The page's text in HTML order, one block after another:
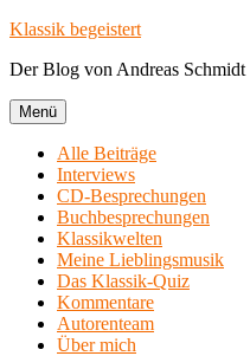
Zum
springen
Klassik begeistert
Der Blog von Andreas Schmidt
Menü
Alle Beiträge
Interviews
CD-Besprechungen
Buchbesprechungen
Klassikwelten
Meine Lieblingsmusik
Das Klassik-Quiz
Kommentare
Autorenteam
Über mich